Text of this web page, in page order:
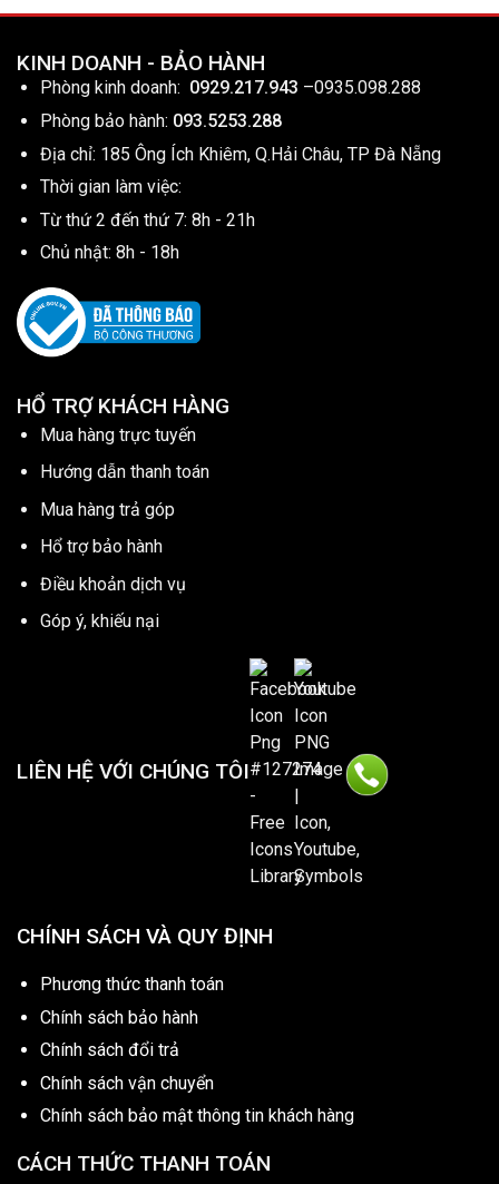
KINH DOANH - BẢO HÀNH
Phòng kinh doanh: 0929.217.943 –0935.098.288
Phòng bảo hành: 093.5253.288
Địa chỉ: 185 Ông Ích Khiêm, Q.Hải Châu, TP Đà Nẵng
Thời gian làm việc:
Từ thứ 2 đến thứ 7: 8h - 21h
Chủ nhật: 8h - 18h
HỔ TRỢ KHÁCH HÀNG
Mua hàng trực tuyến
Hướng dẫn thanh toán
Mua hàng trả góp
Hổ trợ bảo hành
Điều khoản dịch vụ
Góp ý, khiếu nại
LIÊN HỆ VỚI CHÚNG TÔI
CHÍNH SÁCH VÀ QUY ĐỊNH
Phương thức thanh toán
Chính sách bảo hành
Chính sách đổi trả
Chính sách vận chuyển
Chính sách bảo mật thông tin khách hàng
CÁCH THỨC THANH TOÁN